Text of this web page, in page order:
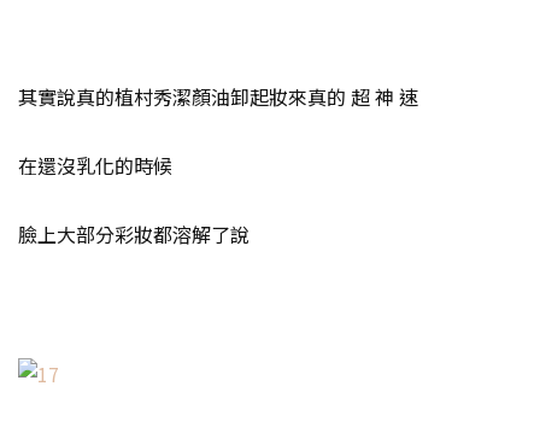
其實說真的植村秀潔顏油卸起妝來真的 超 神 速
在還沒乳化的時候
臉上大部分彩妝都溶解了說